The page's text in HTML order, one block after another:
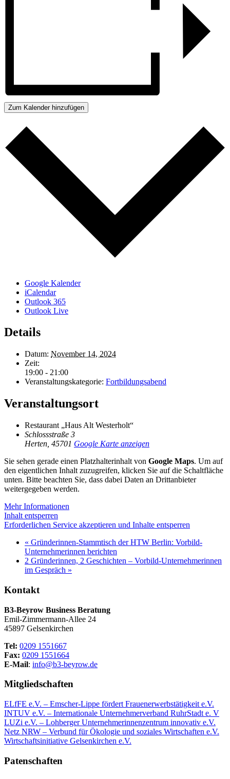
Zum Kalender hinzufügen
Google Kalender
iCalendar
Outlook 365
Outlook Live
Details
Datum: November 14, 2024
Zeit:
19:00 - 21:00
Veranstaltungskategorie: Fortbildungsabend
Veranstaltungsort
Restaurant „Haus Alt Westerholt“
Schlossstraße 3
Herten 45701 Google Karte anzeigen
Sie sehen gerade einen Platzhalterinhalt von Google Maps. Um auf
den eigentlichen Inhalt zuzugreifen, klicken Sie auf die Schaltfläche
unten. Bitte beachten Sie, dass dabei Daten an Drittanbieter
weitergegeben werden.
Mehr Informationen
Inhalt entsperren
Erforderlichen Service akzeptieren und Inhalte entsperren
« Gründerinnen-Stammtisch der HTW Berlin: Vorbild-
Unternehmerinnen berichten
2 Gründerinnen, 2 Geschichten – Vorbild-Unternehmerinnen
im Gespräch »
Kontakt
B3-Beyrow Business Beratung
Emil-Zimmermann-Allee 24
45897 Gelsenkirchen
Tel: 0209 1551667
Fax: 0209 1551664
E-Mail: info@b3-beyrow.de
Mitgliedschaften
ELfFE e.V. – Emscher-Lippe fördert Frauenerwerbstätigkeit e.V.
INTUV e.V. – Internationale Unternehmerverband RuhrStadt e. V
LUZi e.V. – Lohberger Unternehmerinnenzentrum innovativ e.V.
Netz NRW – Verbund für Ökologie und soziales Wirtschaften e.V.
Wirtschaftsinitiative Gelsenkirchen e.V.
Patenschaften